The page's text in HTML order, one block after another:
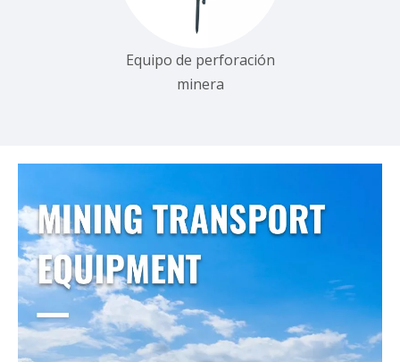
Equipo de perforación
minera